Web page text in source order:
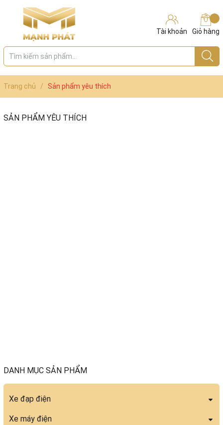
Tài khoản Giỏ hàng
Trang chủ / Sản phẩm yêu thích
DANH MỤC SẢN PHẨM
Xe đạp điện
Xe máy điện
SẢN PHẨM YÊU THÍCH